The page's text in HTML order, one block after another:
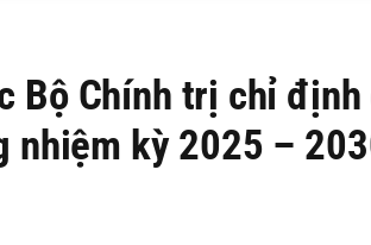
Bộ Chính trị chỉ
nhiệm kỳ 2025 –